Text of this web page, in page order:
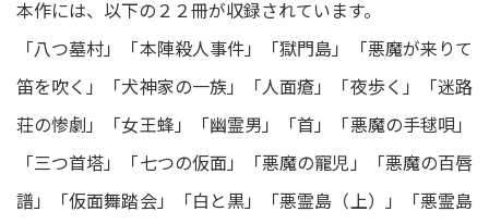
本作には、以下の２２冊が収録されています。
「八つ墓村」「本陣殺人事件」「獄門島」「悪魔が来りて
笛を吹く」「犬神家の一族」「人面瘡」「夜歩く」「迷路
荘の惨劇」「女王蜂」「幽霊男」「首」「悪魔の手毬唄」
「三つ首塔」「七つの仮面」「悪魔の寵児」「悪魔の百唇
譜」「仮面舞踏会」「白と黒」「悪霊島（上）」「悪霊島